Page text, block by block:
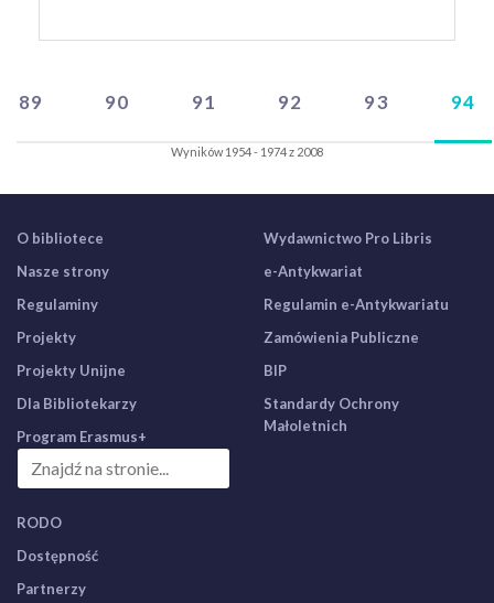
89 90 91 92 93 94
Wyników 1954 - 1974 z 2008
O bibliotece
Nasze strony
Regulaminy
Projekty
Projekty Unijne
Dla Bibliotekarzy
Program Erasmus+
Wydawnictwo Pro Libris
e-Antykwariat
Regulamin e-Antykwariatu
Zamówienia Publiczne
BIP
Standardy Ochrony
Małoletnich
RODO
Dostępność
Partnerzy